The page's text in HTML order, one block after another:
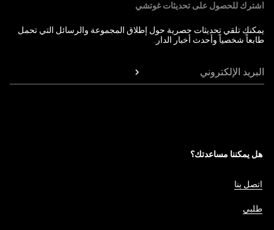
اشترك للحصول على تحديثات غوتشي
يمكنك تلقي تحديثات حصرية حول إطلاق المجموعة والرسائل التي تحمل
طابعاً شخصياً وأحدث أخبار الدار.
البريد الإلكتروني
هل يمكننا مساعدتك؟
اتصل بنا
طلبي